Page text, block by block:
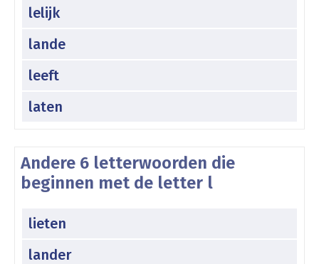
lelijk
lande
leeft
laten
Andere 6 letterwoorden die
beginnen met de letter l
lieten
lander